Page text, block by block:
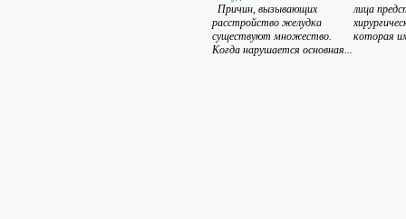
Причин, вызывающих
расстройство желудка
существуют множество.
Когда нарушается основная...
лица
которая